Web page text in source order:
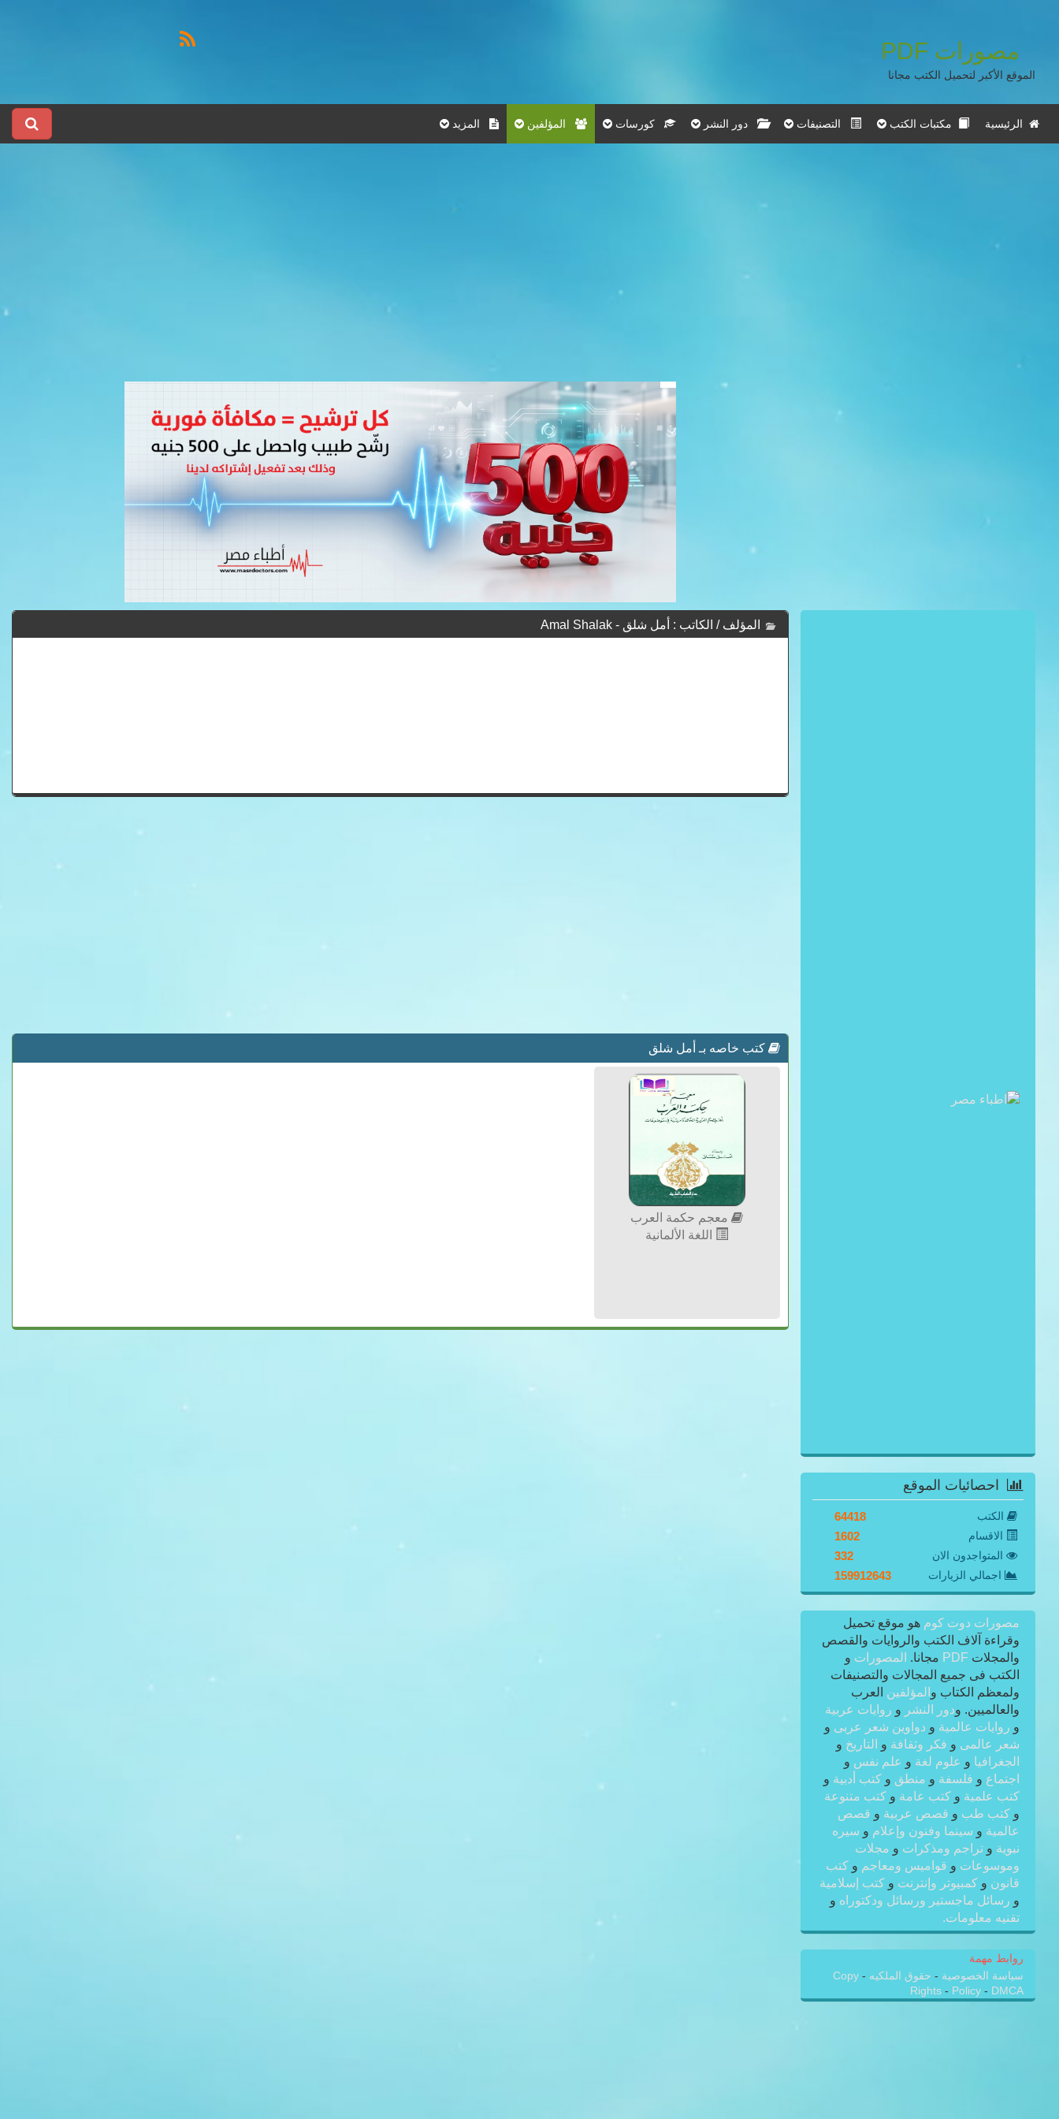
مصورات PDF
الموقع الأكبر لتحميل الكتب مجانا
الرئيسية مكتبات الكتب التصنيفات دور النشر كورسات المؤلفين المزيد
المؤلف / الكاتب : أمل شلق - Amal Shalak
كتب خاصه بـ أمل شلق
معجم حكمة العرب
اللغة الألمانية
احصائيات الموقع
الكتب 64418
الاقسام 1602
المتواجدون الان 332
اجمالي الزيارات 159912643
مصورات دوت كوم هو موقع تحميل
وقراءة آلاف الكتب والروايات والقصص
والمجلات PDF مجانا. المصورات و
الكتب فى جميع المجالات والتصنيفات
ولمعظم الكتاب و المؤلفين العرب
والعالميين. ودور النشر و روايات عربية
و روايات عالمية و دواوين شعر عربى و
شعر عالمى و فكر وثقافة و التاريخ و
الجغرافيا و علوم لغة و علم نفس و
اجتماع و فلسفة و منطق و كتب أدبية و
كتب علمية و كتب عامة و كتب متنوعة
و كتب طب و قصص عربية و قصص
عالمية و سينما وفنون وإعلام و سيره
نبوية و تراجم ومذكرات و مجلات
وموسوعات و قواميس ومعاجم و كتب
قانون و كمبيوتر وإنترنت و كتب إسلامية
و رسائل ماجستير ورسائل ودكتوراه و
تقنيه معلومات.
روابط مهمة
سياسة الخصوصية - حقوق الملكيه -
Copy
Rights - Policy - DMCA